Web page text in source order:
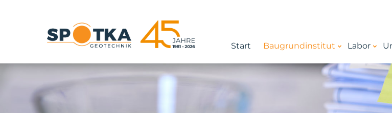
Start Baugrundinstitut Labor